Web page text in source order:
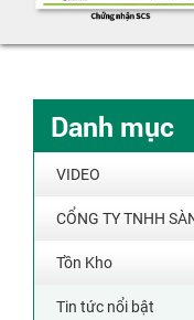
Danh mục
VIDEO
CỔNG TY TNHH
Tồn Kho
Tin tức nổi bật